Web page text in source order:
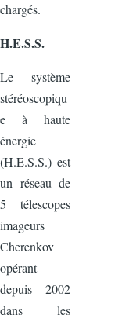
chargés.
H.E.S.S.
Le système
stéréoscopiqu
e à haute
énergie
(H.E.S.S.) est
un réseau de
5 télescopes
imageurs
Cherenkov
opérant
depuis 2002
dans les